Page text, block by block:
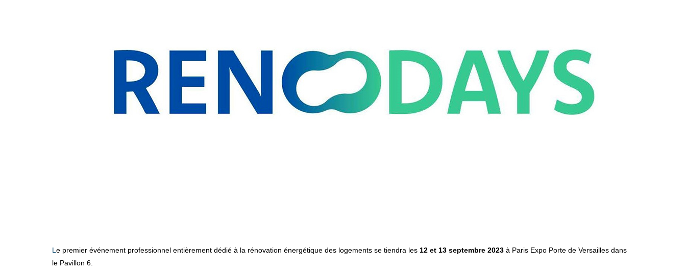
Le premier événement professionnel entièrement dédié à la rénovation énergétique des logements se tiendra les 12 et 13 septembre 2023 à Paris Expo Porte de Versailles dans
le Pavillon 6.